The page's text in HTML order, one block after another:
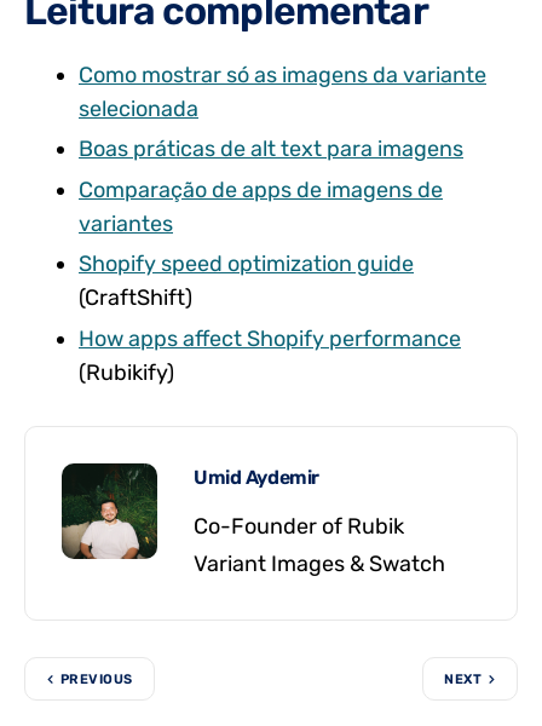
Leitura complementar
Como mostrar só as imagens da variante
selecionada
Boas práticas de alt text para imagens
Comparação de apps de imagens de
variantes
Shopify speed optimization guide
(CraftShift)
How apps affect Shopify performance
(Rubikify)
Umid Aydemir
Co-Founder of Rubik
Variant Images & Swatch
PREVIOUS NEXT